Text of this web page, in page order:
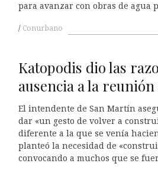
para avanzar con obras de agua
Conurbano
Katopodis dio las
ausencia a la reunión
El intendente de San Martín
dar «un gesto de volver a
diferente a la que se venía
planteó la necesidad de
convocando a muchos que se